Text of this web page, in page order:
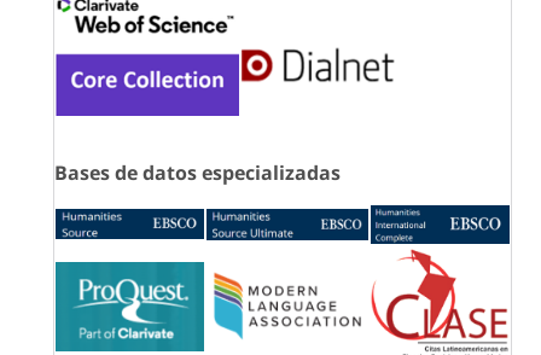
Bases de datos especializadas